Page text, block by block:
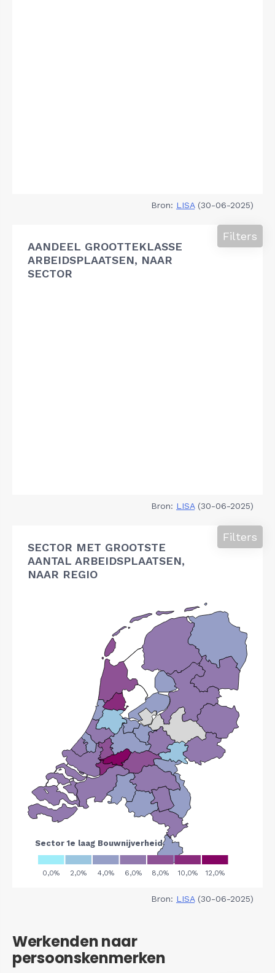
Bron: LISA(30-06-2025)
AANDEEL GROOTTEKLASSE
ARBEIDSPLAATSEN, NAAR
SECTOR
Filters
Bron: LISA(30-06-2025)
SECTOR MET GROOTSTE
AANTAL ARBEIDSPLAATSEN,
NAAR REGIO
Filters
Bron: LISA(30-06-2025)
Werkenden naar
persoonskenmerken